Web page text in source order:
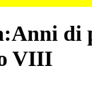
:Anni di
VIII